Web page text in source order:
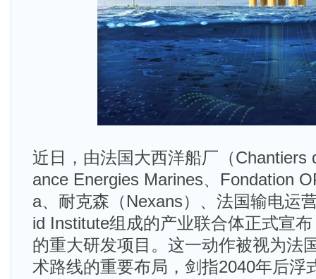
近日，由法国大西洋船厂（Chantiers
ance Energies Marines、Fondation
a、耐克森（Nexans）、法国输电运
id Institute组成的产业联合体正式宣
的重大研发项目。这一动作被视为法
术路线的重要布局，剑指2040年后浮